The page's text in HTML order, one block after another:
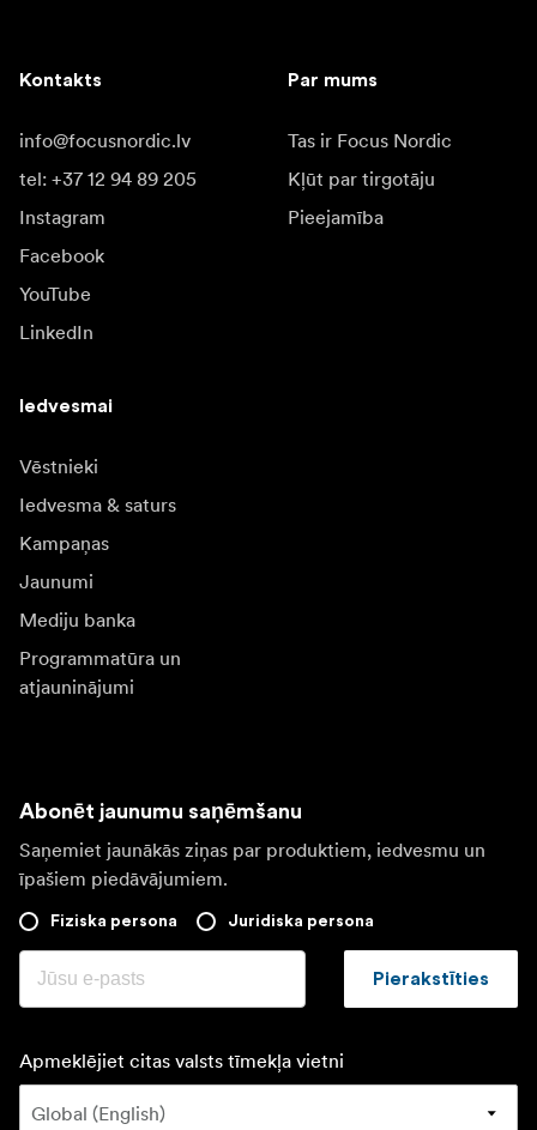
Kontakts
info@focusnordic.lv
tel: +37 12 94 89 205
Instagram
Facebook
YouTube
LinkedIn
Par mums
Tas ir Focus Nordic
Kļūt par tirgotāju
Pieejamība
Iedvesmai
Vēstnieki
Iedvesma & saturs
Kampaņas
Jaunumi
Mediju banka
Programmatūra un
atjauninājumi
Abonēt jaunumu saņēmšanu
Saņemiet jaunākās ziņas par produktiem, iedvesmu un
īpašiem piedāvājumiem.
Fiziska persona Juridiska persona
Pierakstīties
Apmeklējiet citas valsts tīmekļa vietni